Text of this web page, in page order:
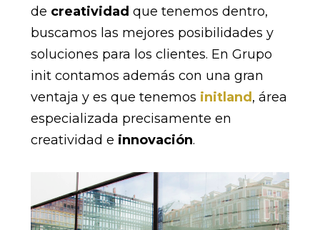
de creatividad que tenemos dentro,
buscamos las mejores posibilidades y
soluciones para los clientes. En Grupo
init contamos además con una gran
ventaja y es que tenemos initland , área
especializada precisamente en
creatividad e innovación.